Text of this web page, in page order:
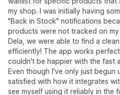
my shop. I was initially having
"Back in Stock" notifications
products were not tracked on
Dela, we were able to find a
efficiently! The app works
couldn't be happier with the fast
Even though I've only just begun
satisfied with how it integrates
see myself using it reliably in the